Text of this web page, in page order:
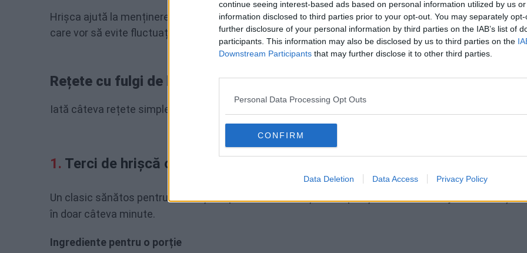
continue seeing interest-based ads based on personal information utilized by us
information disclosed to third parties prior to your opt-out. You may separately
further disclosure of your personal information by third parties on the IAB’s list of
participants. This information may also be disclosed by us to third parties on the
Downstream Participants that may further disclose it to other third parties.
Personal Data Processing Opt Outs
CONFIRM
Data Deletion Data Access Privacy Policy
Hrișca ajută la menținerea stabilă a nivelului de zahăr din sânge, ceea ce o face potrivită pentru
care vor să evite fluctuațiile de energie sau sunt preocupate de sănătatea metabolică.
Rețete cu fulgi de hrișcă
Iată câteva rețete simple și delicioase de mic dejun cu fulgi de hrișcă pe care le poți încerca acasă.
Terci de hrișcă cu fructe și nuci
Un clasic sănătos pentru dimineți ocupate. Această rețetă simplă îți oferă un mic dejun cremos și
în doar câteva minute.
Ingrediente pentru o porție